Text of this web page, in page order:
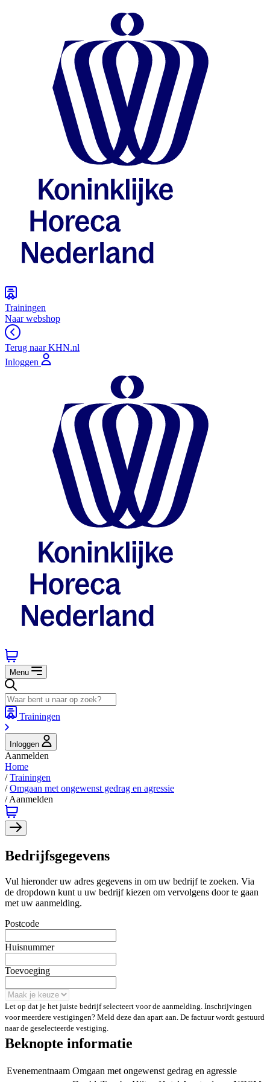
Trainingen
Naar webshop
Terug naar KHN.nl
Inloggen
Menu
Trainingen
Inloggen
Aanmelden
Home
/Trainingen
/Omgaan met ongewenst gedrag en agressie
/Aanmelden
Bedrijfsgegevens
Vul hieronder uw adres gegevens in om uw bedrijf te zoeken. Via
de dropdown kunt u uw bedrijf kiezen om vervolgens door te gaan
met uw aanmelding.
Postcode
Huisnummer
Toevoeging
Let op dat je het juiste bedrijf selecteert voor de aanmelding. Inschrijvingen
voor meerdere vestigingen? Meld deze dan apart aan. De factuur wordt gestuurd
naar de geselecteerde vestiging.
Beknopte informatie
Evenementnaam Omgaan met ongewenst gedrag en agressie